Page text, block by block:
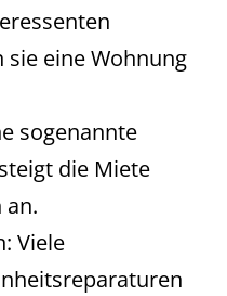
eine Wohnung
sogenannte
die Miete
Viele